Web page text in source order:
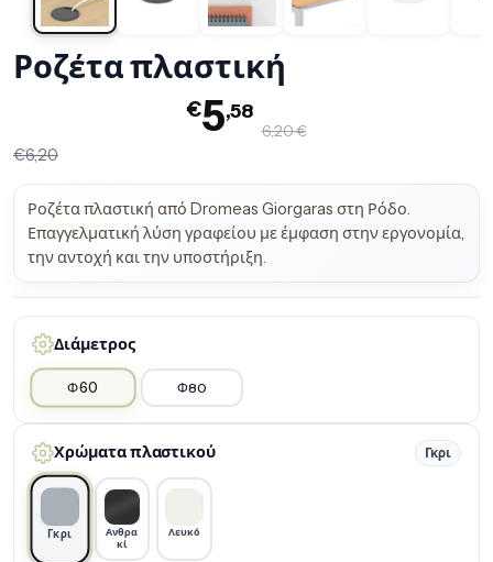
Ροζέτα πλαστική
€5,58
6,20 €
€6,20
Ροζέτα πλαστική από Dromeas Giorgaras στη Ρόδο.
Επαγγελματική λύση γραφείου με έμφαση στην εργονομία,
την αντοχή και την υποστήριξη.
Διάμετρος
Φ60 Φ80
Χρώματα πλαστικού Γκρι
Γκρι
Ανθρα
κί
Λευκό